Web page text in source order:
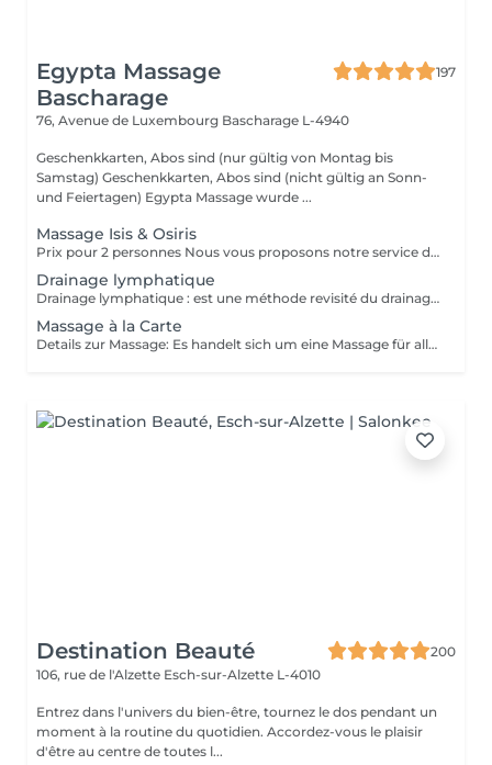
Egypta Massage
Bascharage
197
76, Avenue de Luxembourg Bascharage L-4940
Geschenkkarten, Abos sind (nur gültig von Montag bis
Samstag) Geschenkkarten, Abos sind (nicht gültig an Sonn-
und Feiertagen) Egypta Massage wurde ...
Massage Isis & Osiris
Prix pour 2 personnes Nous vous proposons notre service de massage pour couples. Le massage en couple vous permet de profiter de notre massothérapie en compagnie de votre conjoint dans une seule pièce. Cela permettrait aux couples d'en profiter doublement. Le couple bénéficie d'un moment en or pour renouer avec l'autre et ils peuvent apprendre comment prendre soin l'un de l'autre ou se mettre à l'aise mutuellement.
Drainage lymphatique
Drainage lymphatique : est une méthode revisité du drainage lymphatique traditionnel qui permet d'obtenir des résultats plus rapides et visuels impressionnants.
Massage à la Carte
Details zur Massage: Es handelt sich um eine Massage für alle. Sie beinhaltet: Rückenmassage, Beinmassage Kopf-, Schulter-, Nacken- und Handmassage.
Destination Beauté
200
106, rue de l'Alzette Esch-sur-Alzette L-4010
Entrez dans l'univers du bien-être, tournez le dos pendant un
moment à la routine du quotidien. Accordez-vous le plaisir
d'être au centre de toutes l...